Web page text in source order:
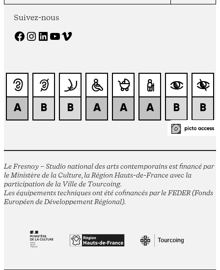
Suivez-nous
Facebook Instagram LinkedIn YouTube Vimeo
Le Fresnoy – Studio national des arts contemporains est financé par
le Ministère de la Culture, la Région Hauts-de-France avec la
participation de la Ville de Tourcoing.
Les équipements techniques ont été cofinancés par le FEDER (Fonds
Européen de Développement Régional).